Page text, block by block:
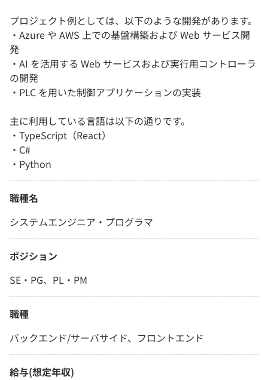
プロジェクト例としては、以下のような開発があります。
・Azure や AWS 上での基盤構築および Web サービス開
発
・AI を活用する Web サービスおよび実行用コントローラ
の開発
・PLC を用いた制御アプリケーションの実装
主に利用している言語は以下の通りです。
・TypeScript（React）
・C#
・Python
職種名
システムエンジニア・プログラマ
ポジション
SE・PG、PL・PM
職種
バックエンド/サーバサイド、フロントエンド
給与(想定年収)